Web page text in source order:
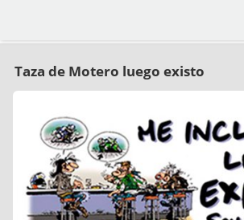
Taza de Motero luego existo